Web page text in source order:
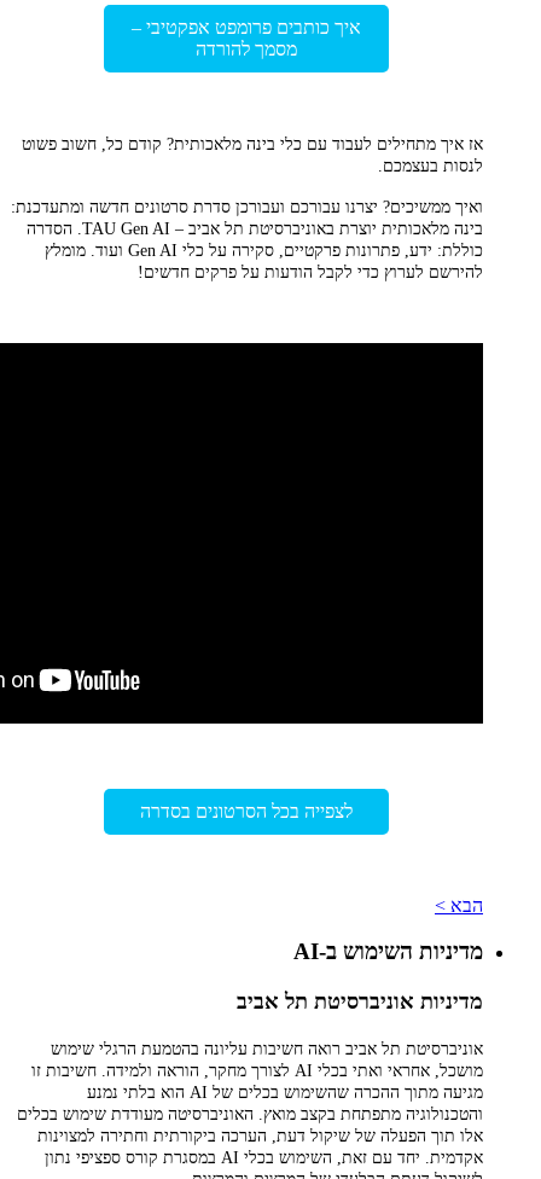
איך כותבים פרומפט אפקטיבי –
מסמך להורדה
אז איך מתחילים לעבוד עם כלי בינה מלאכותית? קודם כל, חשוב פשוט
לנסות בעצמכם.
ואיך ממשיכים? יצרנו עבורכם ועבורכן סדרת סרטונים חדשה ומתעדכנת:
בינה מלאכותית יוצרת באוניברסיטת תל אביב – TAU Gen AI. הסדרה
כוללת: ידע, פתרונות פרקטיים, סקירה על כלי Gen AI ועוד. מומלץ
להירשם לערוץ כדי לקבל הודעות על פרקים חדשים!
לצפייה בכל הסרטונים בסדרה
הבא >
מדיניות השימוש ב-AI
מדיניות אוניברסיטת תל אביב
אוניברסיטת תל אביב רואה חשיבות עליונה בהטמעת הרגלי שימוש
מושכל, אחראי ואתי בכלי AI לצורך מחקר, הוראה ולמידה. חשיבות זו
מגיעה מתוך ההכרה שהשימוש בכלים של AI הוא בלתי נמנע
והטכנולוגיה מתפתחת בקצב מואץ. האוניברסיטה מעודדת שימוש בכלים
אלו תוך הפעלה של שיקול דעת, הערכה ביקורתית וחתירה למצוינות
אקדמית. יחד עם זאת, השימוש בכלי AI במסגרת קורס ספציפי נתון